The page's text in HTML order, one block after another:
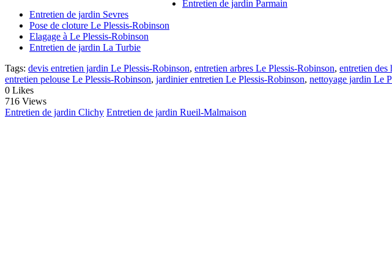
Entretien de jardin Parmain
Entretien de jardin Sevres
Pose de cloture Le Plessis-Robinson
Elagage à Le Plessis-Robinson
Entretien de jardin La Turbie
Tags: devis entretien jardin Le Plessis-Robinson, entretien arbres Le Plessis-Robinson, entretien des
entretien pelouse Le Plessis-Robinson, jardinier entretien Le Plessis-Robinson, nettoyage jardin Le
0 Likes
716 Views
Entretien de jardin Clichy Entretien de jardin Rueil-Malmaison